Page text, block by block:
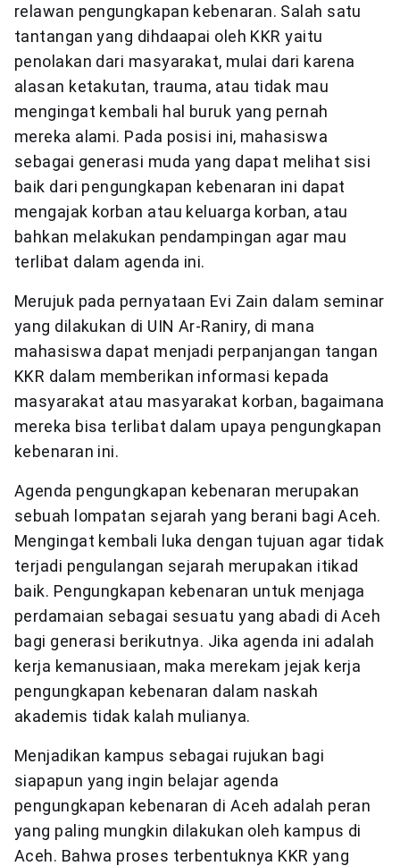
relawan pengungkapan kebenaran. Salah satu
tantangan yang dihdaapai oleh KKR yaitu
penolakan dari masyarakat, mulai dari karena
alasan ketakutan, trauma, atau tidak mau
mengingat kembali hal buruk yang pernah
mereka alami. Pada posisi ini, mahasiswa
sebagai generasi muda yang dapat melihat sisi
baik dari pengungkapan kebenaran ini dapat
mengajak korban atau keluarga korban, atau
bahkan melakukan pendampingan agar mau
terlibat dalam agenda ini.
Merujuk pada pernyataan Evi Zain dalam seminar
yang dilakukan di UIN Ar-Raniry, di mana
mahasiswa dapat menjadi perpanjangan tangan
KKR dalam memberikan informasi kepada
masyarakat atau masyarakat korban, bagaimana
mereka bisa terlibat dalam upaya pengungkapan
kebenaran ini.
Agenda pengungkapan kebenaran merupakan
sebuah lompatan sejarah yang berani bagi Aceh.
Mengingat kembali luka dengan tujuan agar tidak
terjadi pengulangan sejarah merupakan itikad
baik. Pengungkapan kebenaran untuk menjaga
perdamaian sebagai sesuatu yang abadi di Aceh
bagi generasi berikutnya. Jika agenda ini adalah
kerja kemanusiaan, maka merekam jejak kerja
pengungkapan kebenaran dalam naskah
akademis tidak kalah mulianya.
Menjadikan kampus sebagai rujukan bagi
siapapun yang ingin belajar agenda
pengungkapan kebenaran di Aceh adalah peran
yang paling mungkin dilakukan oleh kampus di
Aceh. Bahwa proses terbentuknya KKR yang